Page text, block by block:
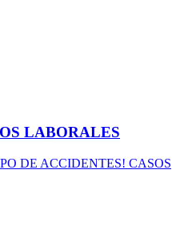
LABORALES
DE ACCIDENTES! CASOS